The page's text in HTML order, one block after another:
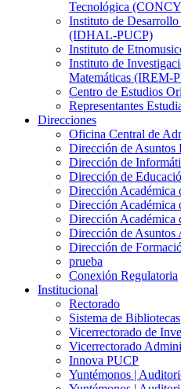
Tecnológica
Instituto de
(IDHAL-PUCP)
Instituto de
Instituto de
Matemáticas (IREM-
Centro de Estudios
Representantes
Direcciones
Oficina Central de
Dirección de Asuntos
Dirección de
Dirección de
Dirección Académica
Dirección Académica
Dirección Académica
Dirección de Asuntos
Dirección de
prueba
Conexión Regulatoria
Institucional
Rectorado
Sistema de Bibliotecas
Vicerrectorado de
Vicerrectorado
Innova PUCP
Yuntémonos |